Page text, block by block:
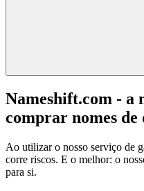
Nameshift.com - a
comprar nomes de
Ao utilizar o nosso serviço de
corre riscos. E o melhor: o
para si.